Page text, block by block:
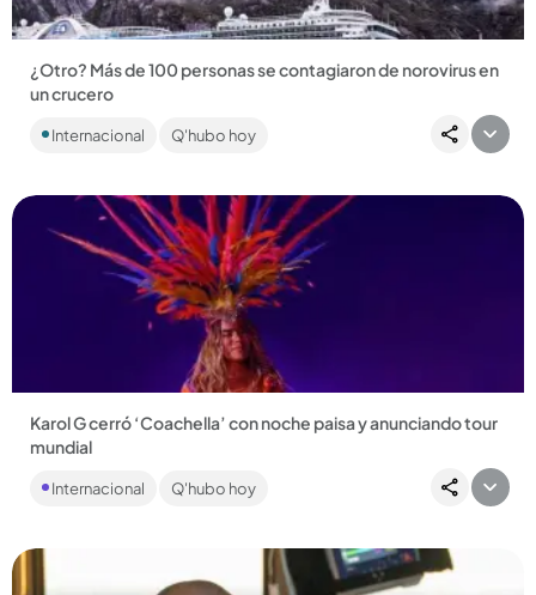
¿Otro? Más de 100 personas se contagiaron de norovirus en
un crucero
Se trató de varios pasajeros y tripulantes del crucero Ruby
Princess, que salió de California y recorrió otros paisajes de...
Internacional Q'hubo hoy
Compartir Noticia
Karol G cerró ‘Coachella’ con noche paisa y anunciando tour
mundial
Con cumbia, electrónica, reggaetón y ranchera, Karol G se
lució. Además, tuvo varios artistas invitados en su segunda
Internacional Q'hubo hoy